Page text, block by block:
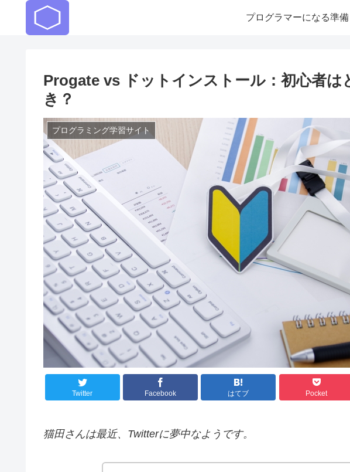
プログラマーになる準備
Progate vs ドットインストール：初心者は
き？
プログラミング学習サイト
Twitter Facebook はてブ Pocket
猫田さんは最近、Twitterに夢中なようです。